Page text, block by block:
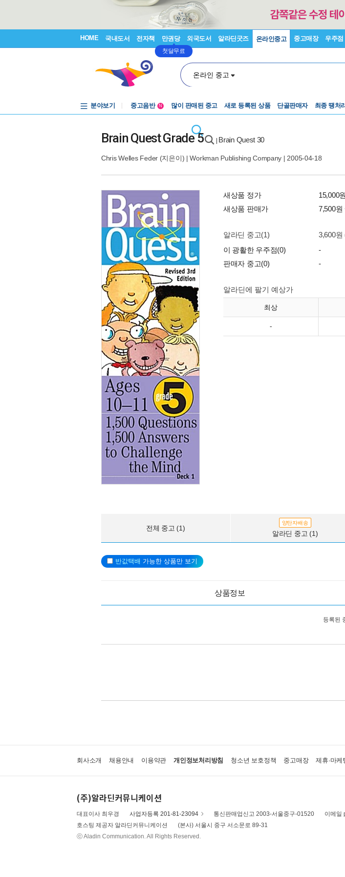
HOME 국내도서 전자책 만권당
첫달무료
외국도서 알라딘굿즈 온라인중고 중고매장 우주점
온라인 중고
분야보기
중고음반
N 많이 판매된 중고 새로 등록된 상품 단골판매자 최종 땡처
Brain Quest Grade 5 Brain Quest 30
Chris Welles Feder(지은이) |Workman Publishing Company | 2005-04-18
새상품 정가 15,000
새상품 판매가
7,500원
알라딘 중고(1) 3,600원
이 광활한 우주점(0)
-
판매자 중고(0)
-
알라딘에 팔기 예상가
최상
-
전체 중고 (1)
양탄자배송
알라딘 중고 (1)
반값택배 가능한 상품만 보기
상품정보
등록된
회사소개 채용안내 이용약관 개인정보처리방침 청소년 보호정책 중고매장 제휴·마케
(주)알라딘커뮤니케이션
대표이사 최우경 사업자등록 201-81-23094 통신판매업신고 2003-서울중구-01520
이메일
호스팅 제공자 알라딘커뮤니케이션
(본사) 서울시 중구 서소문로 89-31
ⓒ Aladin Communication. All Rights Reserved.